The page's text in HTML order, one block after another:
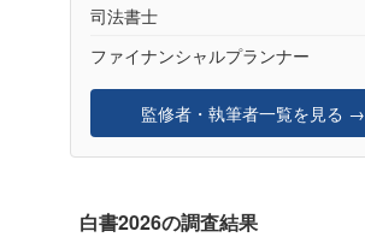
司法書士
ファイナンシャルプランナー
監修者・執筆者一覧を見る →
白書2026の調査結果